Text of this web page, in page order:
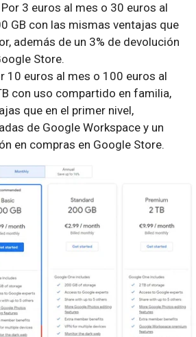
Por 3 euros al mes o 30 euros al
GB con las mismas ventajas que
además de un 3% de devolución
Store.
10 euros al mes o 100 euros al
con uso compartido en familia,
que en el primer nivel,
de Google Workspace y un
en compras en Google Store.